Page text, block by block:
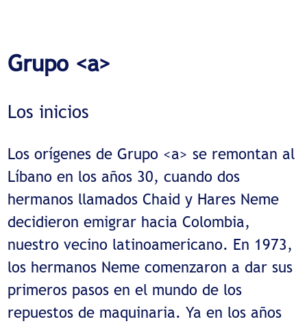
Grupo <a>
Los inicios
Los orígenes de Grupo <a> se remontan al
Líbano en los años 30, cuando dos
hermanos llamados Chaid y Hares Neme
decidieron emigrar hacia Colombia,
nuestro vecino latinoamericano. En 1973,
los hermanos Neme comenzaron a dar sus
primeros pasos en el mundo de los
repuestos de maquinaria. Ya en los años